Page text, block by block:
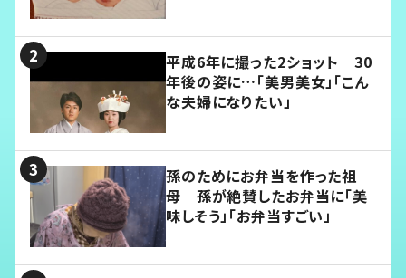
平成6年に撮った2ショット 30
年後の姿に…「美男美女」「こん
な夫婦になりたい」
孫のためにお弁当を作った祖
母 孫が絶賛したお弁当に「美
味しそう」「お弁当すごい」